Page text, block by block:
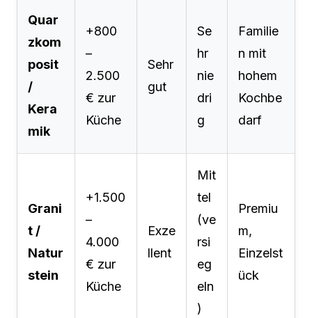
Quar
zkom
posit
/
Kera
mik
+800
–
2.500
€ zur
Küche
Sehr
gut
Se
hr
nie
dri
g
Familie
n mit
hohem
Kochbe
darf
Grani
t /
Natur
stein
+1.500
–
4.000
€ zur
Küche
Exze
llent
Mit
tel
(ve
rsi
eg
eln
)
Premiu
m,
Einzelst
ück